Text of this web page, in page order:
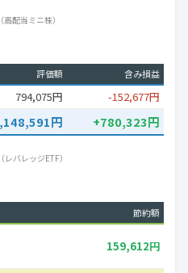
配当ミニ株）
評価額 含み損益
794,075円 -152,677円
円 +780,323円
バレッジETF）
節約額
159,612円